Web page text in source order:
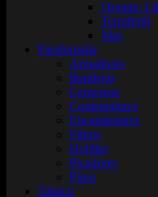
Organic
Terrafertil
Mas
Parafernalia
Armadores
Bandejas
Ceniceros
Contenedores
Encendedores
Filtros
Hojillas
Picadores
Pipas
Tabaco